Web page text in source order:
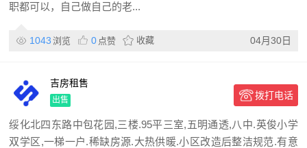
职都可以，自己做自己的老...
1043 浏览 0 点赞 收藏 04月30日
吉房租售
出售 拨打电话
绥化北四东路中包花园,三楼.95平三室,五明通透,八中.英俊小学
双学区,一梯一户.稀缺房源.大热供暖.小区改造后整洁规范.有意